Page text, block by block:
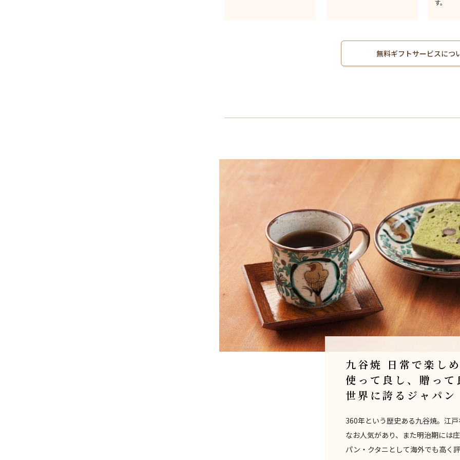
す。
無料ギフトサービスにつ
九谷焼 日常で楽し
使って良し、贈って
世界に誇るジャパ
360年という歴史ある九谷焼。江
なお人気があり、また明治期には
パン・クタニとして海外でも高く